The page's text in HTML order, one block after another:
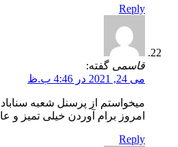
Reply
قاسمی گفته:
می 24, 2021 در 4:46 ب.ظ
میخواستم از پرسنل شعبه
امروز برام آوردن خیلی تمیز و
Reply